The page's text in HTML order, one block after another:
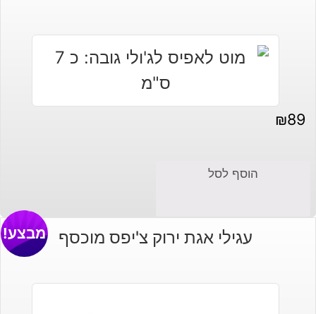
₪89
הוסף לסל
עגילי אגת ירוק צ'יפס מוכסף מבצע!